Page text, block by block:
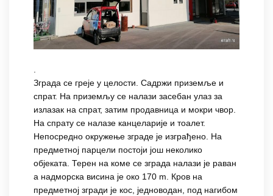
.
Зграда се греје у целости. Садржи приземље и
спрат. На приземљу се налази засебан улаз за
излазак на спрат, затим продавница и мокри чвор.
На спрату се налазе канцеларије и тоалет.
Непосредно окружење зграде је изграђено. На
предметној парцели постоји још неколико
објеката. Терен на коме се зграда налази је раван
а надморска висина је око 170 m. Кров на
предметној згради је кос, једноводан, под нагибом